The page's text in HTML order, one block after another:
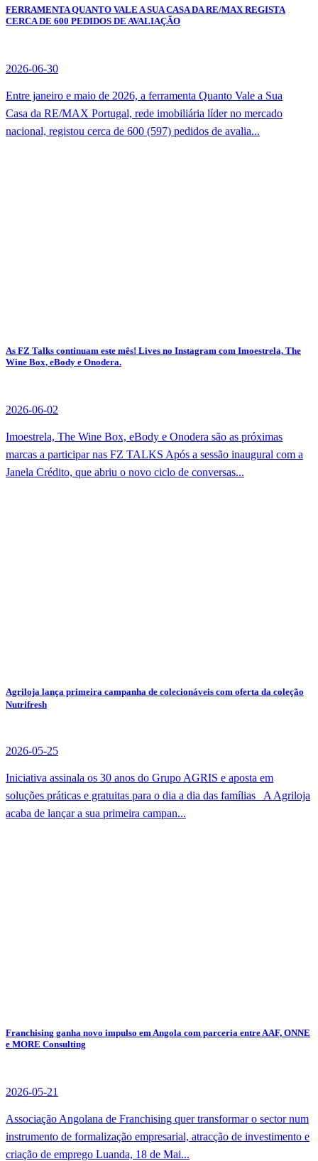
FERRAMENTA QUANTO VALE A SUA CASA DA RE/MAX REGISTA
CERCA DE 600 PEDIDOS DE AVALIAÇÃO
2026-06-30
Entre janeiro e maio de 2026, a ferramenta Quanto Vale a Sua
Casa da RE/MAX Portugal, rede imobiliária líder no mercado
nacional, registou cerca de 600 (597) pedidos de avalia...
As FZ Talks continuam este mês! Lives no Instagram com Imoestrela, The
Wine Box, eBody e Onodera.
2026-06-02
Imoestrela, The Wine Box, eBody e Onodera são as próximas
marcas a participar nas FZ TALKS Após a sessão inaugural com a
Janela Crédito, que abriu o novo ciclo de conversas...
Agriloja lança primeira campanha de colecionáveis com oferta da coleção
Nutrifresh
2026-05-25
Iniciativa assinala os 30 anos do Grupo AGRIS e aposta em
soluções práticas e gratuitas para o dia a dia das famílias A Agriloja
acaba de lançar a sua primeira campan...
Franchising ganha novo impulso em Angola com parceria entre AAF, ONNE
e MORE Consulting
2026-05-21
Associação Angolana de Franchising quer transformar o sector num
instrumento de formalização empresarial, atracção de investimento e
criação de emprego Luanda, 18 de Mai...